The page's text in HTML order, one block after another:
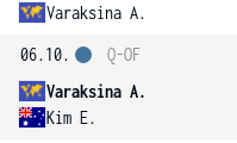
Varaksina A.
06.10.
Varaksina A.
Kim E.
Q-OF